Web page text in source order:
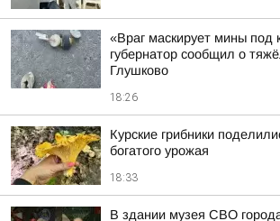
«Враг маскирует мины под
губернатор сообщил о
Глушково
18:26
Курские грибники
богатого урожая
18:33
В здании музея СВО